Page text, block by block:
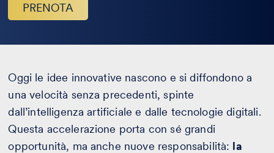
PRENOTA
Oggi le idee innovative nascono e si diffondono a
una velocità senza precedenti, spinte
dall’intelligenza artificiale e dalle tecnologie digitali.
Questa accelerazione porta con sé grandi
opportunità, ma anche nuove responsabilità: la